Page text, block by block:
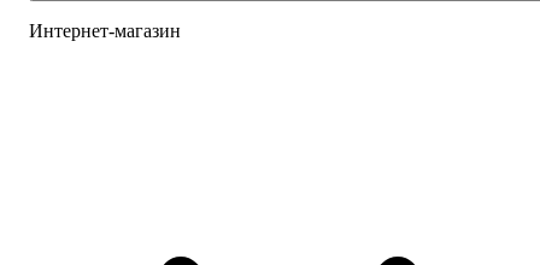
Интернет-магазин